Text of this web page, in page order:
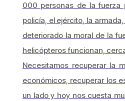
000 personas de la fuerza
policía, el ejército, la
deteriorado la moral de la
helicópteros funcionan,
Necesitamos recuperar la
económicos, recuperar los
un lado y hoy nos cuesta